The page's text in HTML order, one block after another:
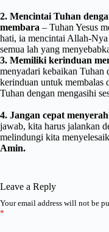
2. Mencintai Tuhan
membara – Tuhan Yesus
hati, ia mencintai Allah-
semua lah yang
3. Memiliki kerinduan
menyadari kebaikan
kerinduan untuk membalas
Tuhan dengan mengasihi
4. Jangan cepat menyerah
jawab, kita harus jalankan
melindungi kita
Amin.
Leave a Reply
Your email address will not be
*